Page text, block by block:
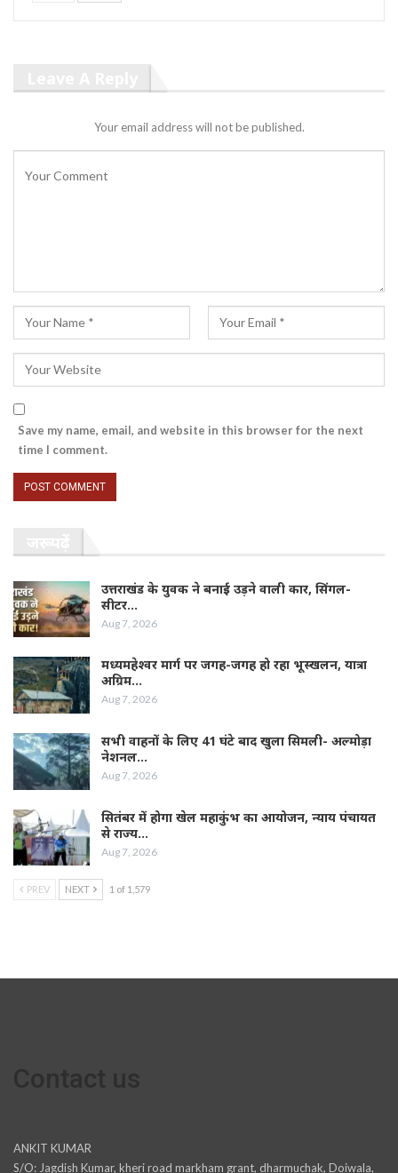
Your email address will not be published.
Save my name, email, and website in this browser for the next
time I comment.
उत्तराखंड के युवक ने बनाई उड़ने वाली कार, सिंगल-
सीटर…
Aug 7, 2026
मध्यमहेश्वर मार्ग पर जगह-जगह हो रहा भूस्खलन, यात्रा
अग्रिम…
Aug 7, 2026
सभी वाहनों के लिए 41 घंटे बाद खुला सिमली- अल्मोड़ा
नेशनल…
Aug 7, 2026
सितंबर में होगा खेल महाकुंभ का आयोजन, न्याय पंचायत
से राज्य…
Aug 7, 2026
PREV NEXT 1 of 1,579
ANKIT KUMAR
S/O: Jagdish Kumar, kheri road markham grant, dharmuchak, Doiwala,